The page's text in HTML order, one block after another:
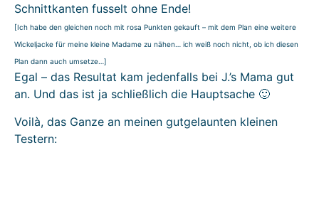
Schnittkanten fusselt ohne Ende!
[Ich habe den gleichen noch mit rosa Punkten gekauft – mit dem Plan eine weitere
Wickeljacke für meine kleine Madame zu nähen… ich weiß noch nicht, ob ich diesen
Plan dann auch umsetze…]
Egal – das Resultat kam jedenfalls bei J.’s Mama gut
an. Und das ist ja schließlich die Hauptsache 🙂
Voilà, das Ganze an meinen gutgelaunten kleinen
Testern: